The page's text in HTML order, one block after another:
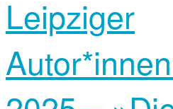
Leipziger